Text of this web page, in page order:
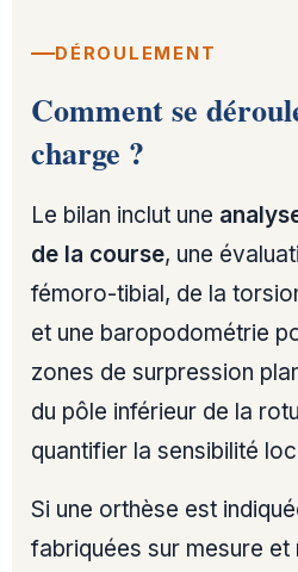
DÉROULEMENT
Comment se
charge ?
Le bilan inclut une
de la course, une
fémoro-tibial, de la
et une baropodométrie
zones de surpression
du pôle inférieur de la
quantifier la sensibilité
Si une orthèse est
fabriquées sur mesure